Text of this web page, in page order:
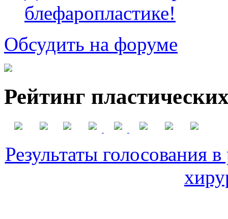
блефаропластике!
Обсудить на форуме
Рейтинг
Результаты голосования